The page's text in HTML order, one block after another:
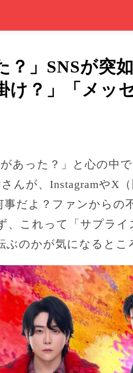
？」SNSが突
？」「メッ
あった？」と心の中
さんが、InstagramやX
だよ？ファンからの
、これって「サプラ
のかが気になるとこ